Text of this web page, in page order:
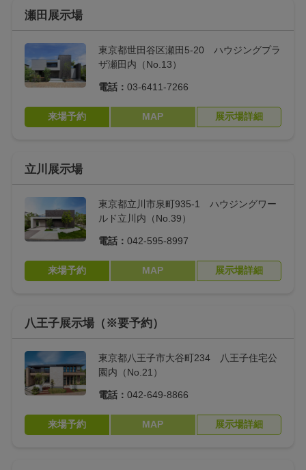
瀬田展示場
東京都世田谷区瀬田5-20 ハウジングプラ
ザ瀬田内（No.13）
電話： 03-6411-7266
来場予約 MAP 展示場詳細
立川展示場
東京都立川市泉町935-1 ハウジングワー
ルド立川内（No.39）
電話： 042-595-8997
来場予約 MAP 展示場詳細
八王子展示場（※要予約）
東京都八王子市大谷町234 八王子住宅公
園内（No.21）
電話： 042-649-8866
来場予約 MAP 展示場詳細